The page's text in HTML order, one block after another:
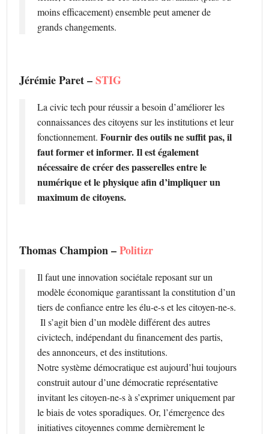
moins efficacement) ensemble peut amener de
grands changements.
Jérémie Paret –STIG
La civic tech pour réussir a besoin d’améliorer les
connaissances des citoyens sur les institutions et leur
fonctionnement.Fournir des outils ne suffit pas, il
faut former et informer. Il est également
nécessaire de créer des passerelles entre le
numérique et le physique afin d’impliquer un
maximum de citoyens.
Thomas Champion –Politizr
Il faut une innovation sociétale reposant sur un
modèle économique garantissant la constitution d’un
tiers de confiance entre les élu-e-s et les citoyen-ne-s.
Il s’agit bien d’un modèle différent des autres
civictech, indépendant du financement des partis,
des annonceurs, et des institutions.
Notre système démocratique est aujourd’hui toujours
construit autour d’une démocratie représentative
invitant les citoyen­-ne­-s à s’exprimer uniquement par
le biais de votes sporadiques. Or, l’émergence des
initiatives citoyennes comme dernièrement le